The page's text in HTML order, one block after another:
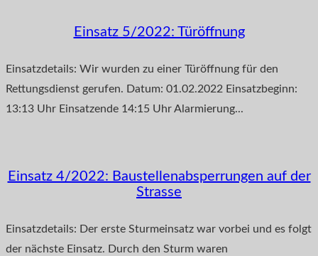
Einsatz 5/2022: Türöffnung
Einsatzdetails: Wir wurden zu einer Türöffnung für den
Rettungsdienst gerufen. Datum: 01.02.2022 Einsatzbeginn:
13:13 Uhr Einsatzende 14:15 Uhr Alarmierung...
Einsatz 4/2022: Baustellenabsperrungen auf der
Strasse
Einsatzdetails: Der erste Sturmeinsatz war vorbei und es folgt
der nächste Einsatz. Durch den Sturm waren